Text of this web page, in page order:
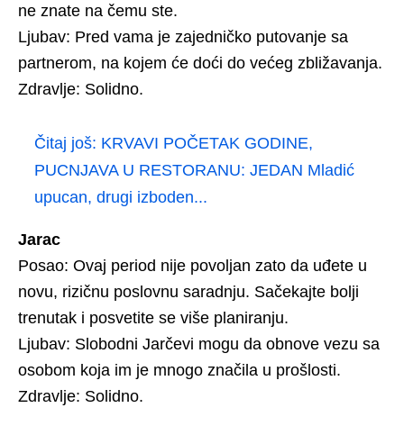
ne znate na čemu ste.
Ljubav: Pred vama je zajedničko putovanje sa
partnerom, na kojem će doći do većeg zbližavanja.
Zdravlje: Solidno.
Čitaj još: KRVAVI POČETAK GODINE,
PUCNJAVA U RESTORANU: JEDAN Mladić
upucan, drugi izboden...
Jarac
Posao: Ovaj period nije povoljan zato da uđete u
novu, rizičnu poslovnu saradnju. Sačekajte bolji
trenutak i posvetite se više planiranju.
Ljubav: Slobodni Jarčevi mogu da obnove vezu sa
osobom koja im je mnogo značila u prošlosti.
Zdravlje: Solidno.